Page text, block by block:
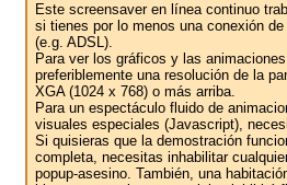
Este screensaver en línea continuo
si tienes por lo menos una conexión
(e.g. ADSL).
Para ver los gráficos y las
preferiblemente una resolución de la
XGA (1024 x 768) o más arriba.
Para un espectáculo fluido de
visuales especiales (Javascript),
Si quisieras que la demostración
completa, necesitas inhabilitar
popup-asesino. También, una